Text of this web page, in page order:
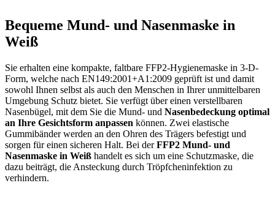
Bequeme Mund- und Nasenmaske in
Weiß
Sie erhalten eine kompakte, faltbare FFP2-Hygienemaske in 3-D-
Form, welche nach EN149:2001+A1:2009 geprüft ist und damit
sowohl Ihnen selbst als auch den Menschen in Ihrer unmittelbaren
Umgebung Schutz bietet. Sie verfügt über einen verstellbaren
Nasenbügel, mit dem Sie die Mund- und Nasenbedeckung optimal
an Ihre Gesichtsform anpassen können. Zwei elastische
Gummibänder werden an den Ohren des Trägers befestigt und
sorgen für einen sicheren Halt. Bei derFFP2 Mund- und
Nasenmaske in Weiß handelt es sich um eine Schutzmaske, die
dazu beiträgt, die Ansteckung durch Tröpfcheninfektion zu
verhindern.